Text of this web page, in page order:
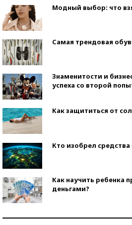
Модный выбор: что
Самая трендовая
Знаменитости и
успеха со второй
Как защититься от
Кто изобрел средства
Как научить ребенка
деньгами?